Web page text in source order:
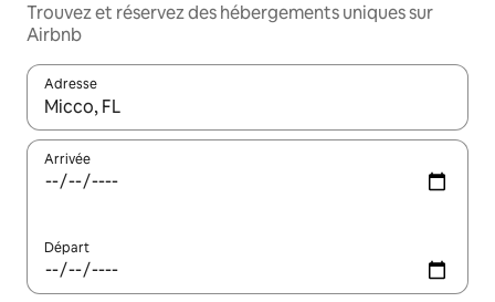
Trouvez et réservez des hébergements uniques sur
Airbnb
Adresse
Lorsque les résultats s'affichent, utilisez les flèches vers le
Arrivée
Départ